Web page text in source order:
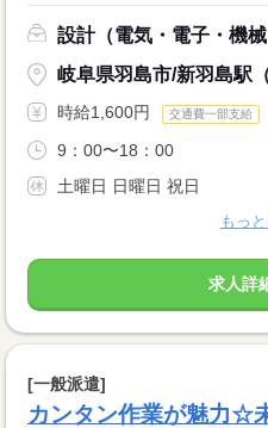
設計（電気・電子・機械
岐阜県羽島市/新羽島駅
時給1,600円 交通費一部支給
9：00〜18：00
土曜日 日曜日 祝日
もっ
求人詳
[一般派遣]
カンタン作業が魅力☆